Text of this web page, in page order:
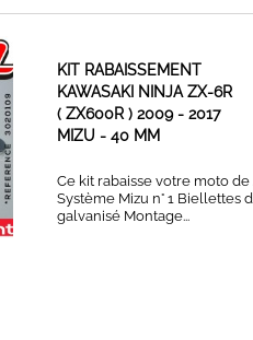
KIT RABAISSEMENT
KAWASAKI NINJA ZX-6R
( ZX600R ) 2009 - 2017
MIZU - 40 MM
Ce kit rabaisse votre moto
Système Mizu n° 1 Biellettes
galvanisé Montage...